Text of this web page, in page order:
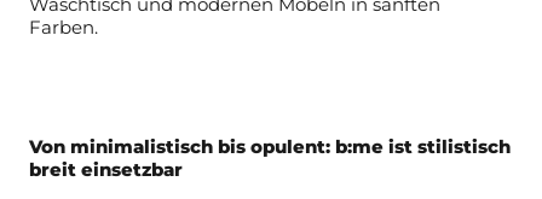
Von minimalistisch bis opulent: b:me ist stilistisch
breit einsetzbar